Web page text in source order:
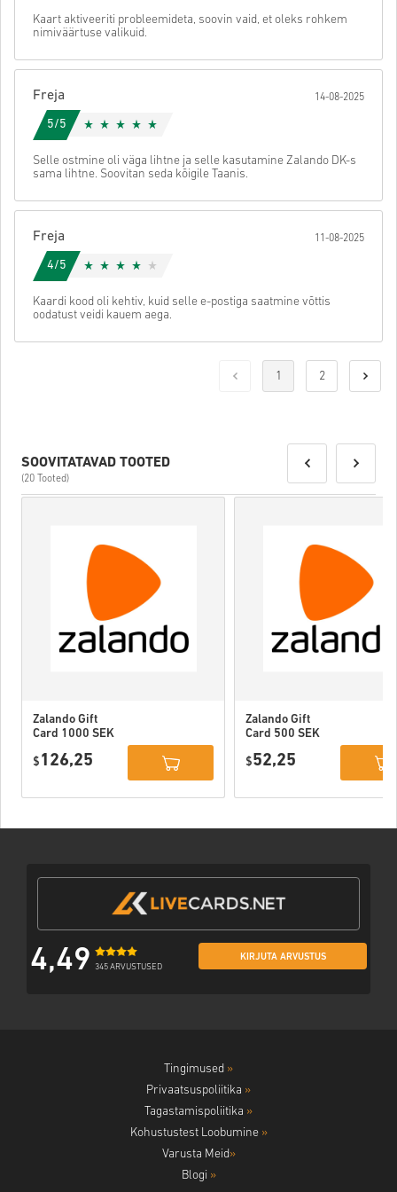
Kaart aktiveeriti probleemideta, soovin vaid, et oleks rohkem
nimiväärtuse valikuid.
Freja 14-08-2025
5/5
Selle ostmine oli väga lihtne ja selle kasutamine Zalando DK-s
sama lihtne. Soovitan seda kõigile Taanis.
Freja 11-08-2025
4/5
Kaardi kood oli kehtiv, kuid selle e-postiga saatmine võttis
oodatust veidi kauem aega.
1 2
SOOVITATAVAD TOOTED
(20 Tooted)
Zalando Gift
Card 1000 SEK
$ 126,25
Zalando Gift
Card 500 SEK
$52,25
4,49 345 ARVUSTUSED
KIRJUTA ARVUSTUS
Tingimused »
Privaatsuspoliitika »
Tagastamispoliitika »
Kohustustest Loobumine »
Varusta Meid»
Blogi »